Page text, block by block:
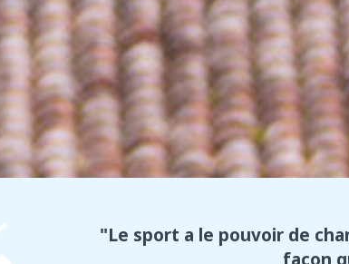
"Le sport a le pouvoir de